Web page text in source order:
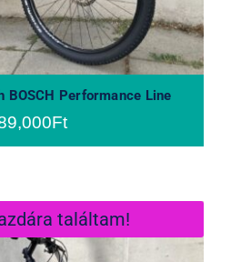
BOSCH Performance Line
Ft
találtam!